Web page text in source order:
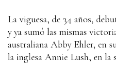
La viguesa, de 34 años,
y ya sumó las mismas
australiana Abby Ehler, en
la inglesa Annie Lush, en la